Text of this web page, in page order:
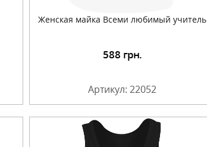
Женская майка Всеми любимый учитель
588 грн.
Артикул: 22052
Подробнее